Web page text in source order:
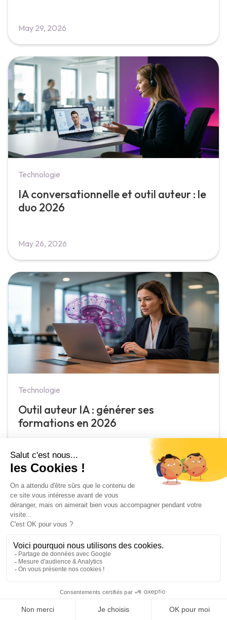
May 29, 2026
Technologie
IA conversationnelle et outil auteur : le
duo 2026
May 26, 2026
Technologie
Outil auteur IA : générer ses
formations en 2026
May 22, 2026
Formation